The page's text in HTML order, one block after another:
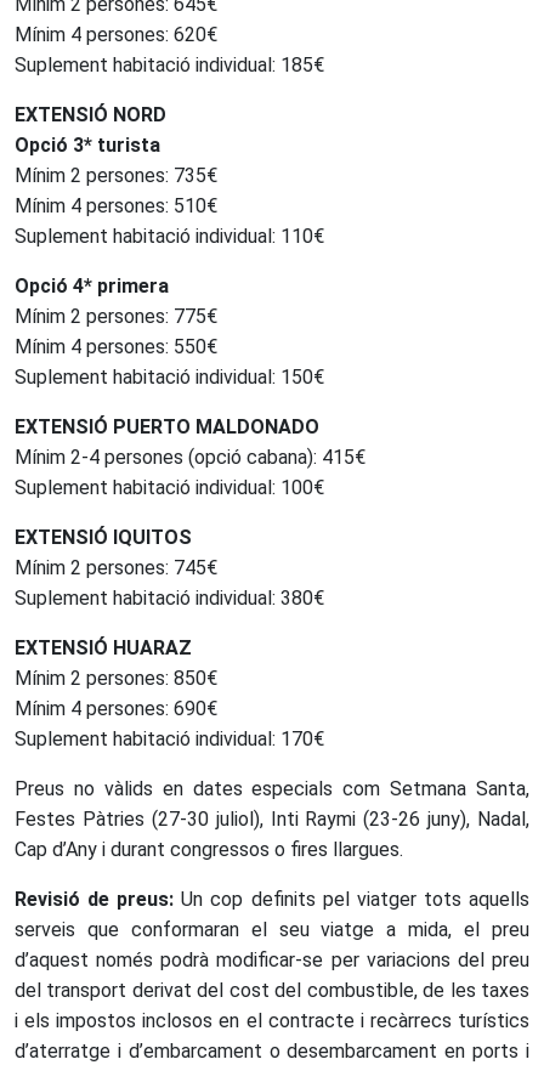
Mínim 2 persones: 645€
Mínim 4 persones: 620€
Suplement habitació individual: 185€
EXTENSIÓ NORD
Opció 3* turista
Mínim 2 persones: 735€
Mínim 4 persones: 510€
Suplement habitació individual: 110€
Opció 4* primera
Mínim 2 persones: 775€
Mínim 4 persones: 550€
Suplement habitació individual: 150€
EXTENSIÓ PUERTO MALDONADO
Mínim 2-4 persones (opció cabana): 415€
Suplement habitació individual: 100€
EXTENSIÓ IQUITOS
Mínim 2 persones: 745€
Suplement habitació individual: 380€
EXTENSIÓ HUARAZ
Mínim 2 persones: 850€
Mínim 4 persones: 690€
Suplement habitació individual: 170€
Preus no vàlids en dates especials com Setmana Santa,
Festes Pàtries (27-30 juliol), Inti Raymi (23-26 juny), Nadal,
Cap d’Any i durant congressos o fires llargues.
Revisió de preus: Un cop definits pel viatger tots aquells
serveis que conformaran el seu viatge a mida, el preu
d’aquest només podrà modificar-se per variacions del preu
del transport derivat del cost del combustible, de les taxes
i els impostos inclosos en el contracte i recàrrecs turístics
d’aterratge i d’embarcament o desembarcament en ports i